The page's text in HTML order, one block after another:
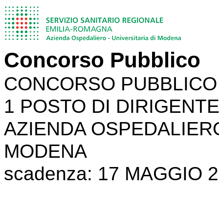
Concorso Pubblico
CONCORSO
1 POSTO DI
AZIENDA
MODENA
scadenza: 17 MAGGIO